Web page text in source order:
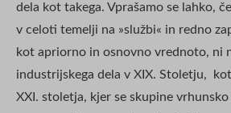
dela kot takega. Vprašamo se lahko,
v celoti temelji na »službi« in redno
kot apriorno in osnovno vrednoto, ni
industrijskega dela v XIX. Stoletju,
XXI. stoletja, kjer se skupine